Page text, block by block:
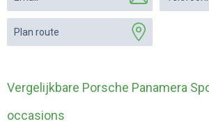
Plan route
Vergelijkbare Porsche Panamera
occasions